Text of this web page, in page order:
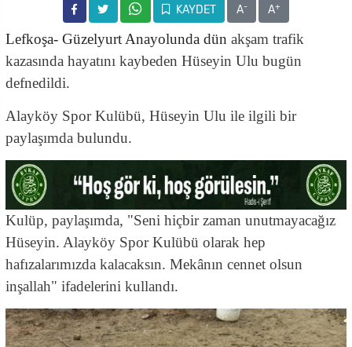
KAYDET A- A+
Lefkoşa- Güzelyurt Anayolunda dün akşam trafik
kazasında hayatını kaybeden Hüseyin Ulu bugün
defnedildi.
Alayköy Spor Kulübü, Hüseyin Ulu ile ilgili bir
paylaşımda bulundu.
Kulüp, paylaşımda, "Seni hiçbir zaman unutmayacağız
Hüseyin. Alayköy Spor Kulübü olarak hep
hafızalarımızda kalacaksın. Mekânın cennet olsun
inşallah" ifadelerini kullandı.